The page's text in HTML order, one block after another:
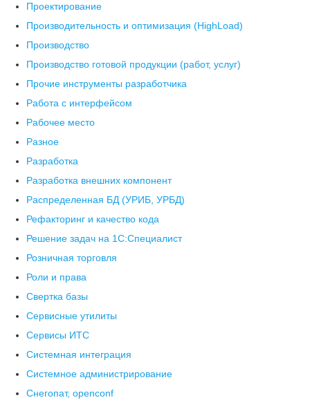
Проектирование
Производительность и оптимизация (HighLoad)
Производство
Производство готовой продукции (работ, услуг)
Прочие инструменты разработчика
Работа с интерфейсом
Рабочее место
Разное
Разработка
Разработка внешних компонент
Распределенная БД (УРИБ, УРБД)
Рефакторинг и качество кода
Решение задач на 1С:Специалист
Розничная торговля
Роли и права
Свертка базы
Сервисные утилиты
Сервисы ИТС
Системная интеграция
Системное администрирование
Снегопат, openconf